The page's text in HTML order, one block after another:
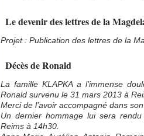
Le devenir des lettres de la
Projet : Publication des lettres de la
Décès de Ronald
La famille KLAPKA a l’immense
Ronald survenu le 31 mars 2013 à
Merci de l’avoir accompagné dans
Un dernier hommage lui sera
Reims à 14h30.